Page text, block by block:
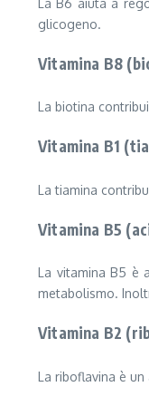
glicogeno.
Vitamina B8
La biotina
Vitamina B1
La tiamina
Vitamina B5
La vitamina B5 è
metabolismo.
Vitamina B2
La riboflavina è